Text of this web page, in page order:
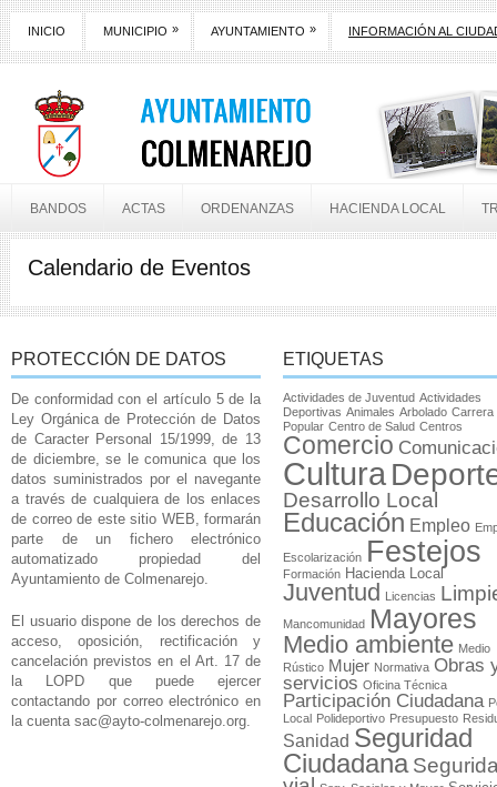
INICIO MUNICIPIO » AYUNTAMIENTO » INFORMACIÓN AL
BANDOS ACTAS ORDENANZAS HACIENDA LOCAL
Calendario de Eventos
PROTECCIÓN DE DATOS
De conformidad con el artículo 5 de la
Ley Orgánica de Protección de Datos
de Caracter Personal 15/1999, de 13
de diciembre, se le comunica que los
datos suministrados por el navegante
a través de cualquiera de los enlaces
de correo de este sitio WEB, formarán
parte de un fichero electrónico
automatizado propiedad del
Ayuntamiento de Colmenarejo.
El usuario dispone de los derechos de
acceso, oposición, rectificación y
cancelación previstos en el Art. 17 de
la LOPD que puede ejercer
contactando por correo electrónico en
la cuenta sac@ayto-colmenarejo.org.
ETIQUETAS
Actividades de Juventud Actividades
Deportivas Animales Arbolado Carrera
Popular Centro de Salud Centros
Comercio
Cultura
Desarrollo Local
Educación Empleo
Escolarización Festejos
Formación Hacienda Local
Juventud Licencias
Mancomunidad Mayores
Medio ambiente Medio
Rústico Mujer Normativa Obras
servicios Oficina Técnica
Participación Ciudadana
Local Polideportivo Presupuesto
Sanidad Seguridad
Ciudadana